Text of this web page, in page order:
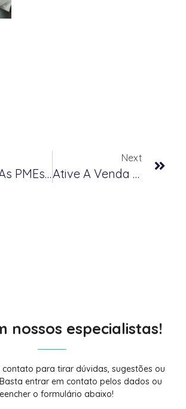
Como As PMEs Podem Curar Seu Medo Da Transformação Digital
Next
Ative A Venda Digital: Quatro Etapas Para Acomodar A Nova Realidade Do Comprador
nossos especialistas!
contato para tirar dúvidas, sugestões ou
entrar em contato pelos dados ou
o formulário abaixo!